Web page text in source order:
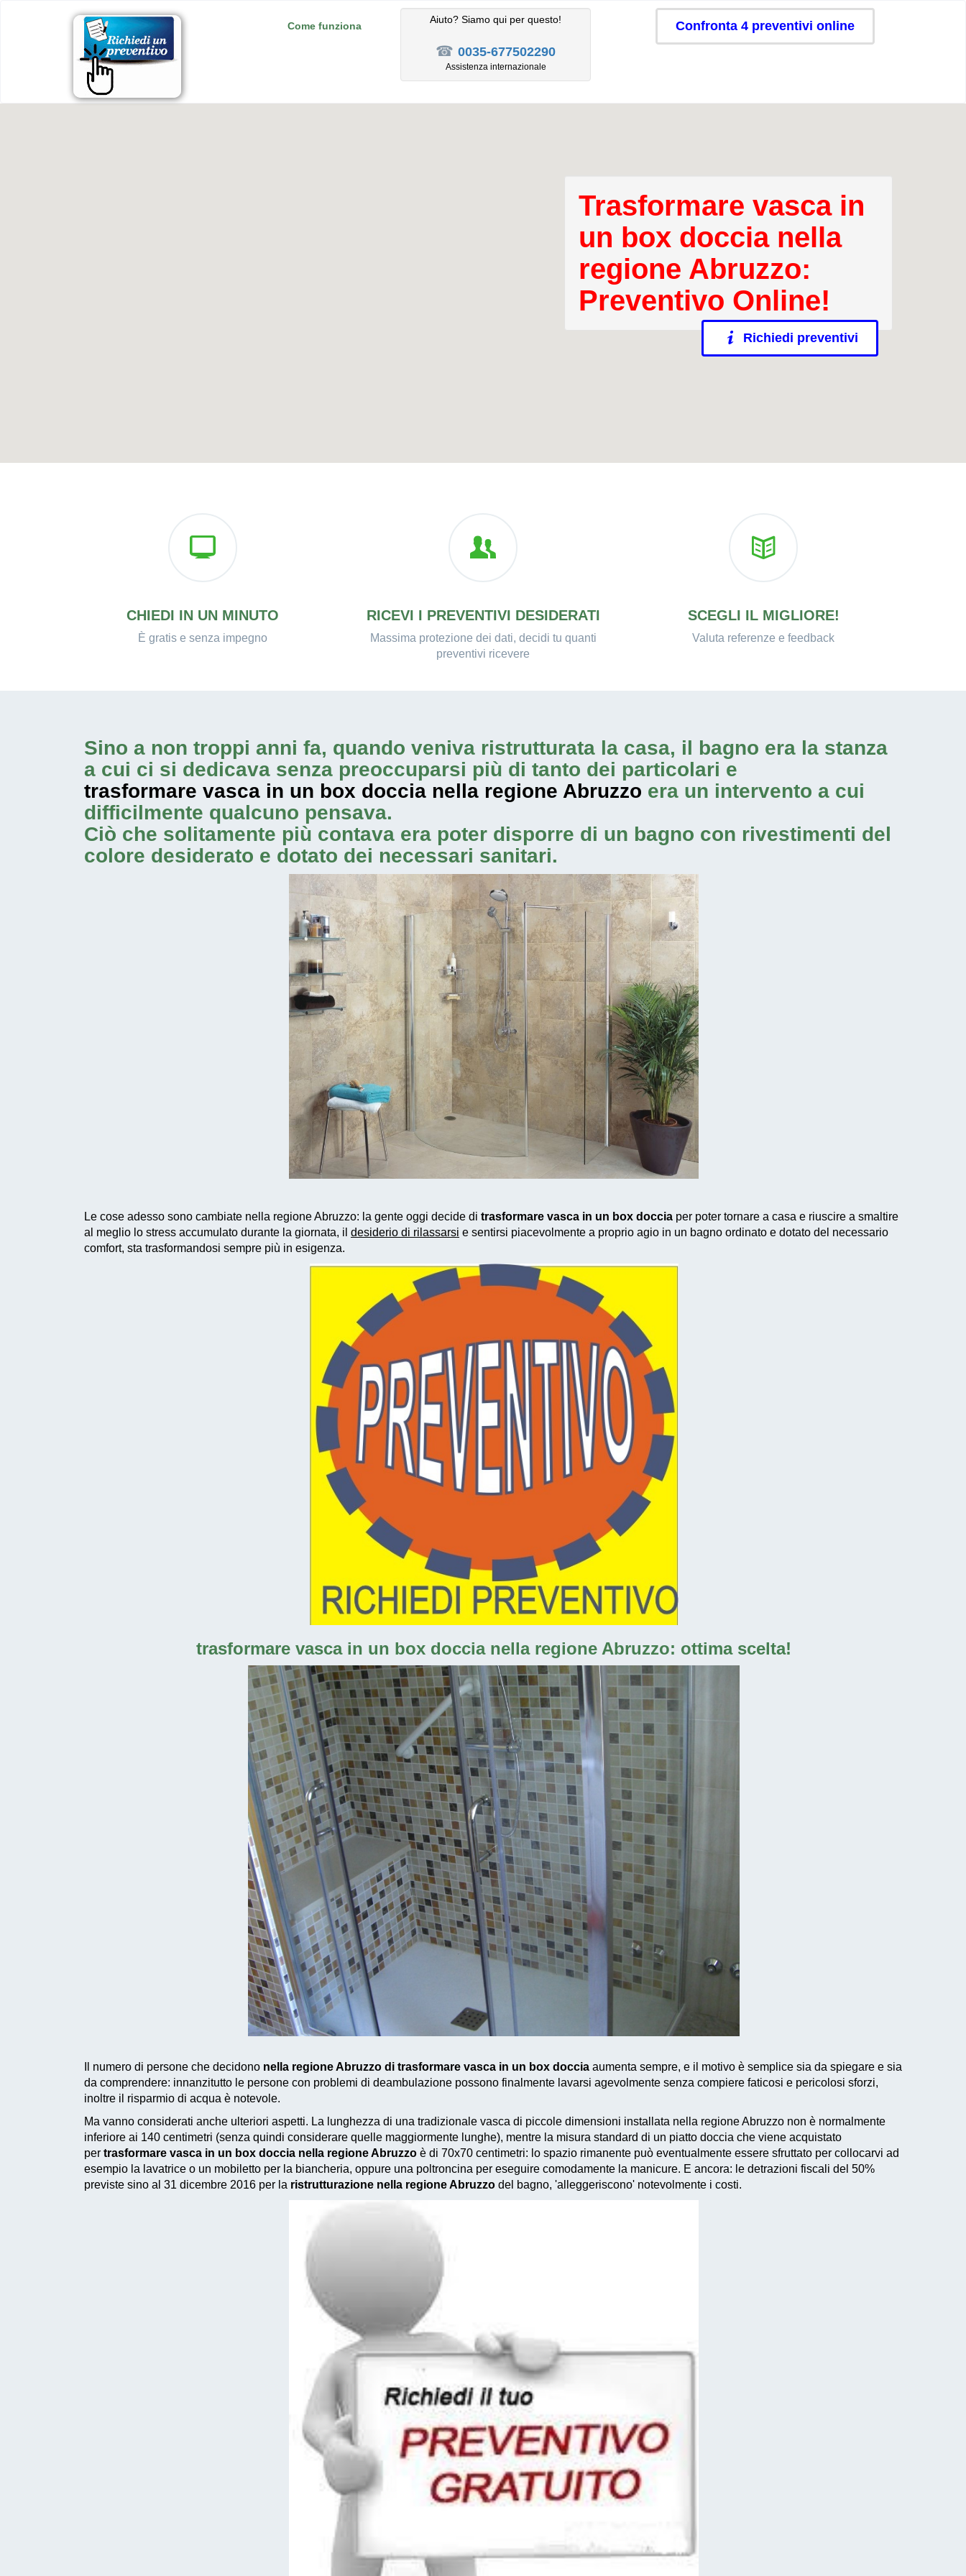
Come funziona
Aiuto? Siamo qui per questo!
☎ 0035-677502290
Assistenza internazionale
Confronta 4 preventivi online
Trasformare vasca in
un box doccia nella
regione Abruzzo:
Preventivo Online!
Richiedi preventivi
CHIEDI IN UN MINUTO
È gratis e senza impegno
RICEVI I PREVENTIVI DESIDERATI
Massima protezione dei dati, decidi tu quanti
preventivi ricevere
SCEGLI IL MIGLIORE!
Valuta referenze e feedback
Sino a non troppi anni fa, quando veniva ristrutturata la casa, il bagno era la stanza
a cui ci si dedicava senza preoccuparsi più di tanto dei particolari e
trasformare vasca in un box doccia nella regione Abruzzo era un intervento a cui
difficilmente qualcuno pensava.
Ciò che solitamente più contava era poter disporre di un bagno con rivestimenti del
colore desiderato e dotato dei necessari sanitari.
Le cose adesso sono cambiate nella regione Abruzzo: la gente oggi decide di trasformare vasca in un box doccia per poter tornare a casa e riuscire a smaltire
al meglio lo stress accumulato durante la giornata, il desiderio di rilassarsi e sentirsi piacevolmente a proprio agio in un bagno ordinato e dotato del necessario
comfort, sta trasformandosi sempre più in esigenza.
trasformare vasca in un box doccia nella regione Abruzzo: ottima scelta!
Il numero di persone che decidono nella regione Abruzzo di trasformare vasca in un box doccia aumenta sempre, e il motivo è semplice sia da spiegare e sia
da comprendere: innanzitutto le persone con problemi di deambulazione possono finalmente lavarsi agevolmente senza compiere faticosi e pericolosi sforzi,
inoltre il risparmio di acqua è notevole.
Ma vanno considerati anche ulteriori aspetti. La lunghezza di una tradizionale vasca di piccole dimensioni installata nella regione Abruzzo non è normalmente
inferiore ai 140 centimetri (senza quindi considerare quelle maggiormente lunghe), mentre la misura standard di un piatto doccia che viene acquistato
per trasformare vasca in un box doccia nella regione Abruzzo è di 70x70 centimetri: lo spazio rimanente può eventualmente essere sfruttato per collocarvi ad
esempio la lavatrice o un mobiletto per la biancheria, oppure una poltroncina per eseguire comodamente la manicure. E ancora: le detrazioni fiscali del 50%
previste sino al 31 dicembre 2016 per la ristrutturazione nella regione Abruzzo del bagno, 'alleggeriscono' notevolmente i costi.